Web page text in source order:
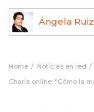
Ángela
Home
Noticias en red
Charla online: “Cómo la